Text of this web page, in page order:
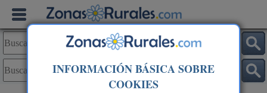
INFORMACIÓN BÁSICA SOBRE
COOKIES